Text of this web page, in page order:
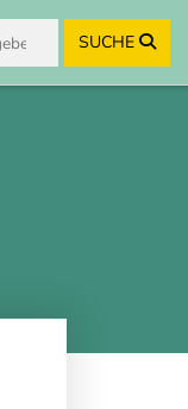
SUCHE